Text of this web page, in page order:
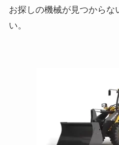
お探しの機械が見つからな
い。